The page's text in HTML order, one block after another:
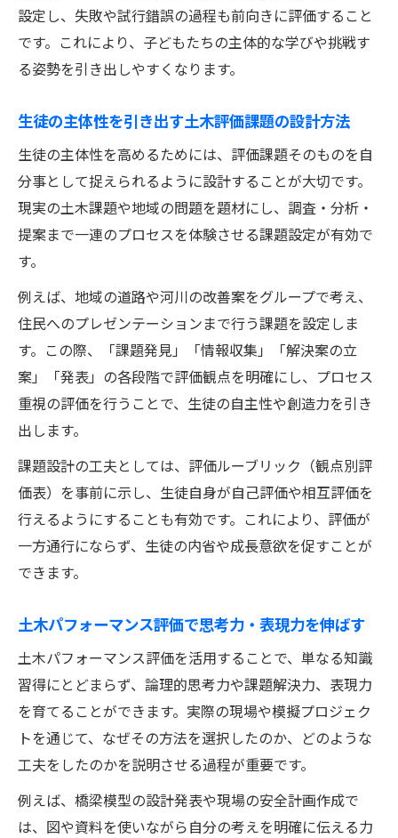
設定し、失敗や試行錯誤の過程も前向きに評価すること
です。これにより、子どもたちの主体的な学びや挑戦す
る姿勢を引き出しやすくなります。
生徒の主体性を引き出す土木評価課題の設計方法
生徒の主体性を高めるためには、評価課題そのものを自
分事として捉えられるように設計することが大切です。
現実の土木課題や地域の問題を題材にし、調査・分析・
提案まで一連のプロセスを体験させる課題設定が有効で
す。
例えば、地域の道路や河川の改善案をグループで考え、
住民へのプレゼンテーションまで行う課題を設定しま
す。この際、「課題発見」「情報収集」「解決案の立
案」「発表」の各段階で評価観点を明確にし、プロセス
重視の評価を行うことで、生徒の自主性や創造力を引き
出します。
課題設計の工夫としては、評価ルーブリック（観点別評
価表）を事前に示し、生徒自身が自己評価や相互評価を
行えるようにすることも有効です。これにより、評価が
一方通行にならず、生徒の内省や成長意欲を促すことが
できます。
土木パフォーマンス評価で思考力・表現力を伸ばす
土木パフォーマンス評価を活用することで、単なる知識
習得にとどまらず、論理的思考力や課題解決力、表現力
を育てることができます。実際の現場や模擬プロジェク
トを通じて、なぜその方法を選択したのか、どのような
工夫をしたのかを説明させる過程が重要です。
例えば、橋梁模型の設計発表や現場の安全計画作成で
は、図や資料を使いながら自分の考えを明確に伝える力